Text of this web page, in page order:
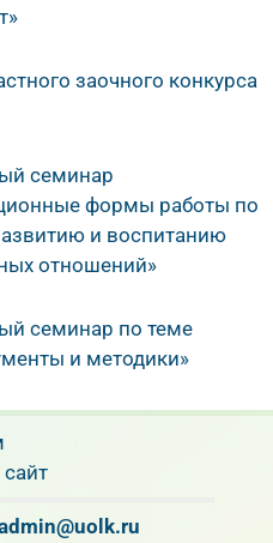
заочного конкурса
семинар
формы работы по
и воспитанию
отношений»
семинар по теме
и методики»